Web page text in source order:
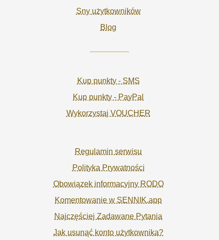
Sny użytkowników
Blog
Kup punkty - SMS
Kup punkty - PayPal
Wykorzystaj VOUCHER
Regulamin serwisu
Polityka Prywatności
Obowiązek informacyjny RODO
Komentowanie w SENNIK.app
Najczęściej Zadawane Pytania
Jak usunąć konto użytkownika?